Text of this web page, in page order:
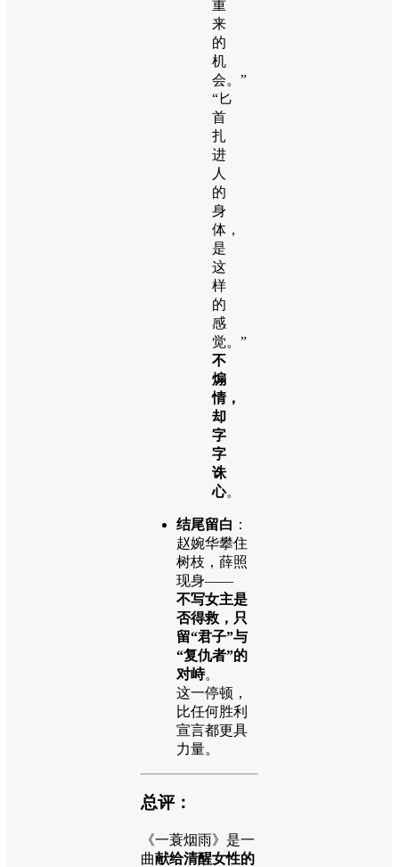
重
来
的
机
会。”
“匕
首
扎
进
人
的
身
体，
是
这
样
的
感
觉。”
不
煽
情，
却
字
字
诛
心。
结尾留白 ：
赵婉华攀住
树枝，薛照
现身——
不写女主是
否得救，只
留“君子”与
“复仇者”的
对峙。
这一停顿，
比任何胜利
宣言都更具
力量。
总评：
《一蓑烟雨》是一
曲献给清醒女性的